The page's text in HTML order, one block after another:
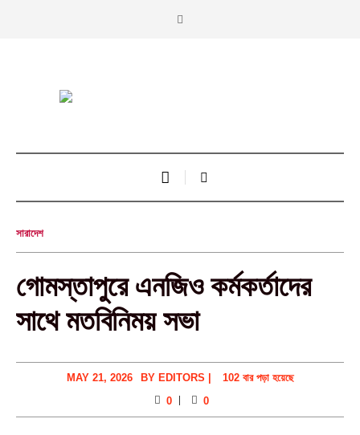
সারাদেশ
গোমস্তাপুরে এনজিও কর্মকর্তাদের
সাথে মতবিনিময় সভা
MAY 21, 2026 BY EDITORS
102 বার পড়া হয়েছে
0
0